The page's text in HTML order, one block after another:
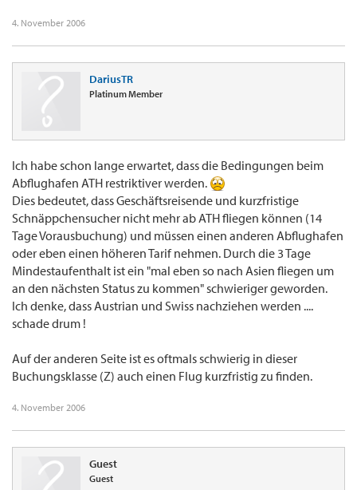
4. November 2006
DariusTR
Platinum Member
Ich habe schon lange erwartet, dass die Bedingungen beim
Abflughafen ATH restriktiver werden.
Dies bedeutet, dass Geschäftsreisende und kurzfristige
Schnäppchensucher nicht mehr ab ATH fliegen können (14
Tage Vorausbuchung) und müssen einen anderen Abflughafen
oder eben einen höheren Tarif nehmen. Durch die 3 Tage
Mindestaufenthalt ist ein "mal eben so nach Asien fliegen um
an den nächsten Status zu kommen" schwieriger geworden.
Ich denke, dass Austrian und Swiss nachziehen werden ....
schade drum !
Auf der anderen Seite ist es oftmals schwierig in dieser
Buchungsklasse (Z) auch einen Flug kurzfristig zu finden.
4. November 2006
Guest
Guest